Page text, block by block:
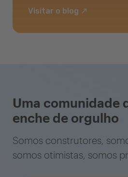
Visitar o blog
Uma comunidade
enche de orgulho
Somos construtores,
somos otimistas, somos